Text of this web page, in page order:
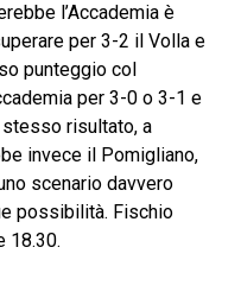
l’Accademia è
per 3-2 il Volla e
punteggio col
per 3-0 o 3-1 e
risultato, a
invece il Pomigliano,
scenario davvero
possibilità. Fischio
18.30.